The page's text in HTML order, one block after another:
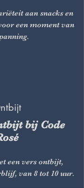
aan snacks en
een moment van
bij Code
een vers ontbijt,
van 8 tot 10 uur.